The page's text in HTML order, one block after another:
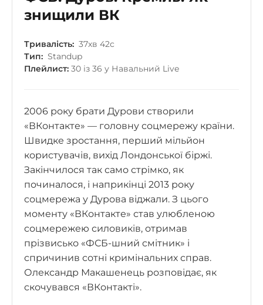
знищили ВК
Тривалість: 37хв 42с
Тип: Standup
Плейлист: 30 із 36 у Навальний Live
2006 року брати Дурови створили
«ВКонтакте» — головну соцмережу країни.
Швидке зростання, перший мільйон
користувачів, вихід Лондонської біржі.
Закінчилося так само стрімко, як
починалося, і наприкінці 2013 року
соцмережа у Дурова віджали. З цього
моменту «ВКонтакте» став улюбленою
соцмережею силовиків, отримав
прізвисько «ФСБ-шний смітник» і
спричинив сотні кримінальних справ.
Олександр Макашенець розповідає, як
скочувався «ВКонтакті».